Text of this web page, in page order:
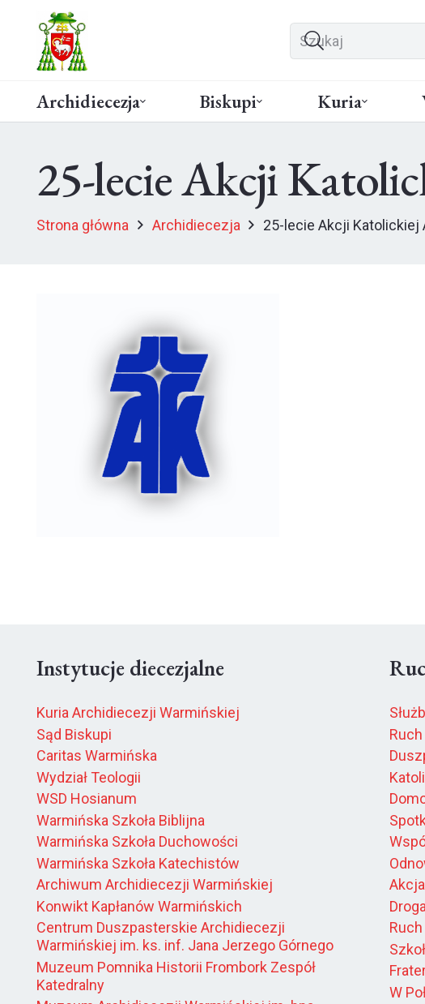
Archidiecezja Biskupi Kuria
25-lecie Akcji
Strona główna Archidiecezja 25-lecie Akcji
Instytucje diecezjalne
Kuria Archidiecezji Warmińskiej
Sąd Biskupi
Caritas Warmińska
Wydział Teologii
WSD Hosianum
Warmińska Szkoła Biblijna
Warmińska Szkoła Duchowości
Warmińska Szkoła Katechistów
Archiwum Archidiecezji Warmińskiej
Konwikt Kapłanów Warmińskich
Centrum Duszpasterskie Archidiecezji
Warmińskiej im. ks. inf. Jana Jerzego Górnego
Muzeum Pomnika Historii Frombork Zespół
Katedralny
W